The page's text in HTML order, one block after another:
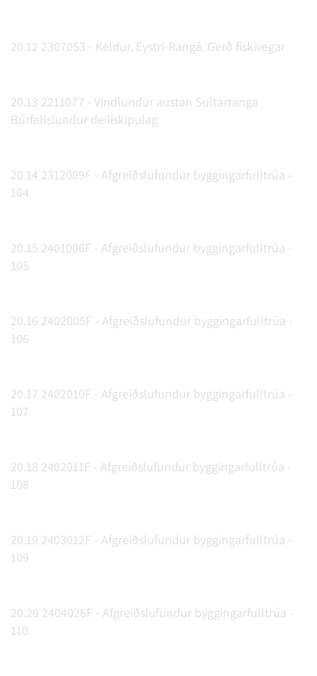
20.12 2307053 - Keldur. Eystri-Rangá. Gerð fiskivegar
20.13 2211077 - Vindlundur austan Sultartanga
Búrfellslundur deiliskipulag
20.14 2312009F - Afgreiðslufundur byggingarfulltrúa -
104
20.15 2401006F - Afgreiðslufundur byggingarfulltrúa -
105
20.16 2402005F - Afgreiðslufundur byggingarfulltrúa -
106
20.17 2402010F - Afgreiðslufundur byggingarfulltrúa -
107
20.18 2402011F - Afgreiðslufundur byggingarfulltrúa -
108
20.19 2403012F - Afgreiðslufundur byggingarfulltrúa -
109
20.20 2404026F - Afgreiðslufundur byggingarfulltrúa -
110